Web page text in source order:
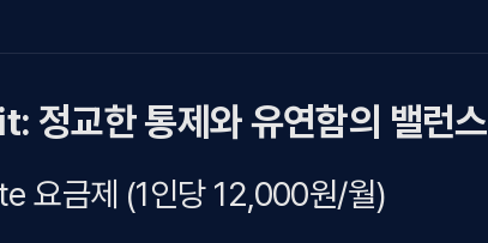
정교한 통제와 유연함의 밸런스
요금제 (1인당 12,000원/월)